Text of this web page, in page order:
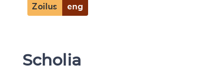
Zoilus eng
Scholia